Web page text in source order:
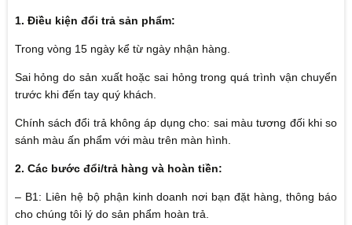
1. Điều kiện đổi trả sản phẩm:
Trong vòng 15 ngày kể từ ngày nhận hàng.
Sai hỏng do sản xuất hoặc sai hỏng trong quá trình vận chuyển
trước khi đến tay quý khách.
Chính sách đổi trả không áp dụng cho: sai màu tương đối khi so
sánh màu ấn phẩm với màu trên màn hình.
2. Các bước đổi/trả hàng và hoàn tiền:
– B1: Liên hệ bộ phận kinh doanh nơi bạn đặt hàng, thông báo
cho chúng tôi lý do sản phẩm hoàn trả.